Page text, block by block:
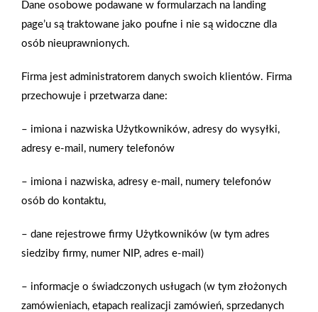
Grupa PSB Handel S.A.
gra z WOŚP. Powstała
rzecz gastroenterologii
dziecięcej
Grupy PSB. Sieć kończy
rebrandingu
Dane osobowe podawane w formularzach na landing
page’u są traktowane jako poufne i nie są widoczne dla
osób nieuprawnionych.
Firma jest administratorem danych swoich klientów. Firma
przechowuje i przetwarza dane:
– imiona i nazwiska Użytkowników, adresy do wysyłki,
adresy e-mail, numery telefonów
– imiona i nazwiska, adresy e-mail, numery telefonów
osób do kontaktu,
– dane rejestrowe firmy Użytkowników (w tym adres
siedziby firmy, numer NIP, adres e-mail)
– informacje o świadczonych usługach (w tym złożonych
zamówieniach, etapach realizacji zamówień, sprzedanych